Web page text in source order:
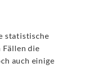
statistische
Fällen die
auch einige